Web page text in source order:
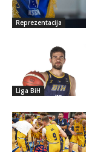
Reprezentacija
Liga BiH